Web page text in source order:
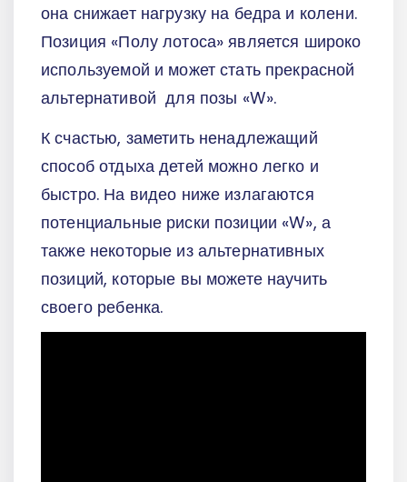
она снижает нагрузку на бедра и колени.
Позиция «Полу лотоса» является широко
используемой и может стать прекрасной
альтернативой для позы «W».
К счастью, заметить ненадлежащий
способ отдыха детей можно легко и
быстро. На видео ниже излагаются
потенциальные риски позиции «W», а
также некоторые из альтернативных
позиций, которые вы можете научить
своего ребенка.